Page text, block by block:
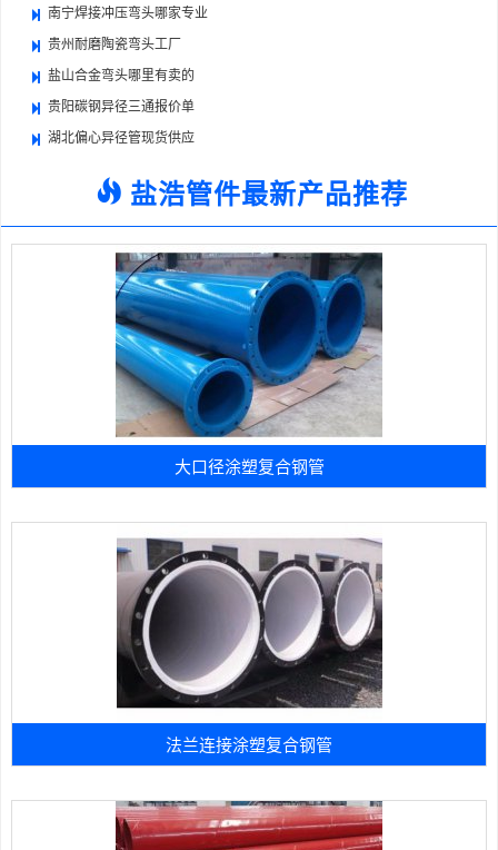
南宁焊接冲压弯头哪家专业
贵州耐磨陶瓷弯头工厂
盐山合金弯头哪里有卖的
贵阳碳钢异径三通报价单
湖北偏心异径管现货供应
盐浩管件最新产品推荐
大口径涂塑复合钢管
法兰连接涂塑复合钢管